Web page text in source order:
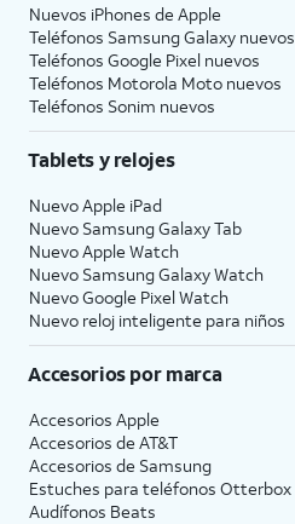
Nuevos iPhones de Apple
Teléfonos Samsung Galaxy nuevos
Teléfonos Google Pixel nuevos
Teléfonos Motorola Moto nuevos
Teléfonos Sonim nuevos
Tablets y relojes
Nuevo Apple iPad
Nuevo Samsung Galaxy Tab
Nuevo Apple Watch
Nuevo Samsung Galaxy Watch
Nuevo Google Pixel Watch
Nuevo reloj inteligente para niños
Accesorios por marca
Accesorios Apple
Accesorios de AT&T
Accesorios de Samsung
Estuches para teléfonos Otterbox
Audífonos Beats